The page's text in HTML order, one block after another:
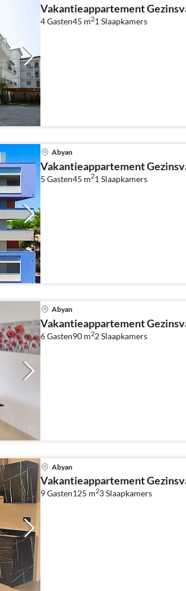
Vakantieappartement
4 Gasten45 m21 Slaapkamers
Abyan
Vakantieappartement
5 Gasten45 m21 Slaapkamers
Abyan
Vakantieappartement
6 Gasten90 m22Slaapkamers
Abyan
Vakantieappartement
9 Gasten125 m23Slaapkamers